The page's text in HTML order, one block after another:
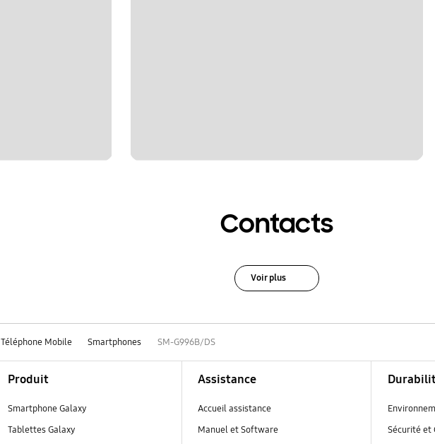
Contacts
Voir plus
Téléphone Mobile Smartphones SM-G996B/DS
Produit
Smartphone Galaxy
Tablettes Galaxy
Assistance
Accueil assistance
Manuel et Software
Sécurité et